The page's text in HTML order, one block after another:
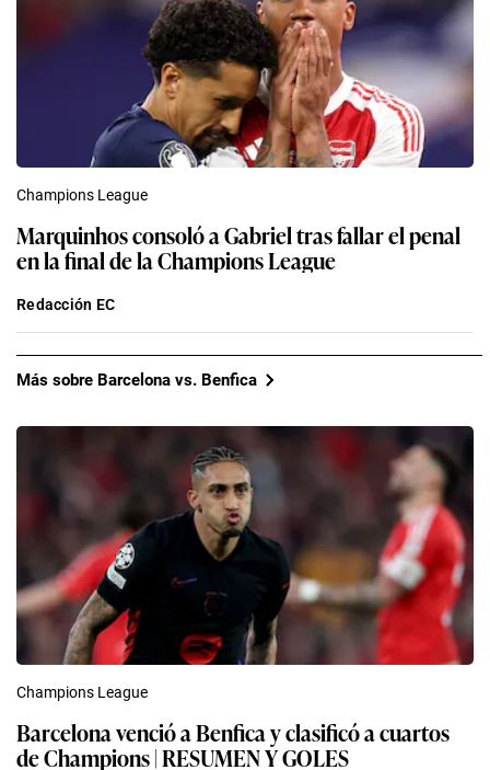
Champions League
Marquinhos consoló a Gabriel tras fallar el penal
en la final de la Champions League
Redacción EC
Más sobre Barcelona vs. Benfica
Champions League
Barcelona venció a Benfica y clasificó a cuartos
de Champions | RESUMEN Y GOLES